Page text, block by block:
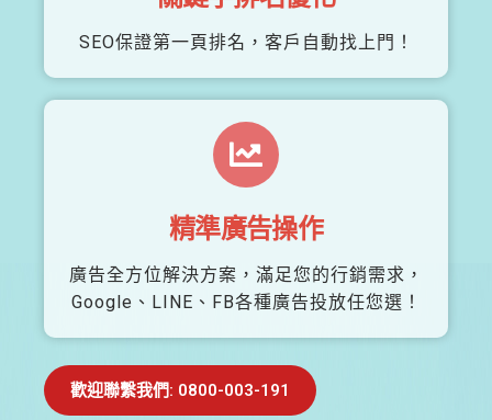
SEO保證第一頁排名，客戶自動找上門！
精準廣告操作
廣告全方位解決方案，滿足您的行銷需求，
Google、LINE、FB各種廣告投放任您選！
歡迎聯繫我們: 0800-003-191